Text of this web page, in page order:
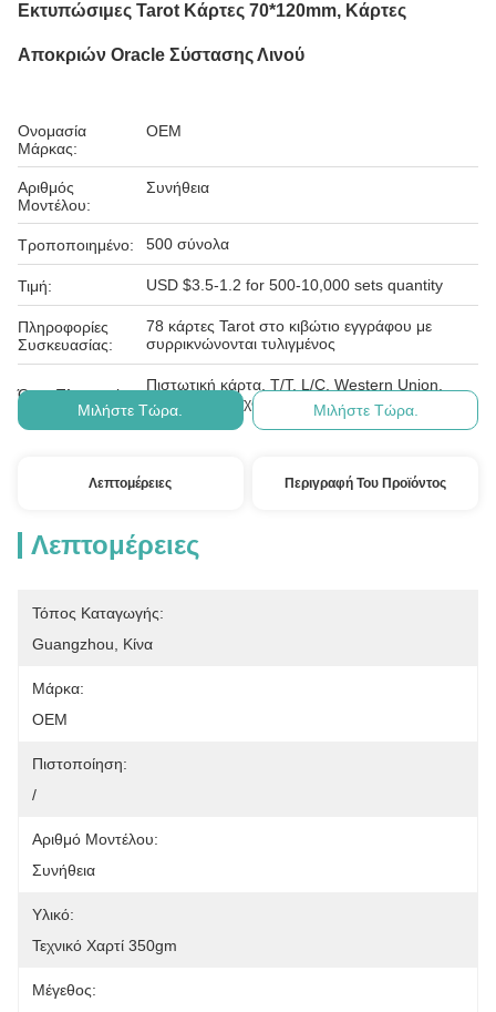
Εκτυπώσιμες Tarot Κάρτες 70*120mm, Κάρτες
Αποκριών Oracle Σύστασης Λινού
Ονομασία
Μάρκας:
OEM
Αριθμός
Μοντέλου:
Συνήθεια
Τροποποιημένο: 500 σύνολα
Τιμή: USD $3.5-1.2 for 500-10,000 sets quantity
Πληροφορίες
Συσκευασίας:
78 κάρτες Tarot στο κιβώτιο εγγράφου με
συρρικνώνονται τυλιγμένος
Όροι Πληρωμής:
Πιστωτική κάρτα, T/T, L/C, Western Union,
Paypal, ε-έλεγχος, D/A, D/P
Μιλήστε Τώρα. Μιλήστε Τώρα.
Λεπτομέρειες Περιγραφή Του Προϊόντος
Λεπτομέρειες
Τόπος Καταγωγής:
Guangzhou, Κίνα
Μάρκα:
OEM
Πιστοποίηση:
/
Αριθμό Μοντέλου:
Συνήθεια
Υλικό:
Τεχνικό Χαρτί 350gm
Μέγεθος: